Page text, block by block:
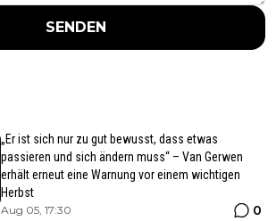
SENDEN
„Er ist sich nur zu gut bewusst, dass etwas
passieren und sich ändern muss“ – Van Gerwen
erhält erneut eine Warnung vor einem wichtigen
Herbst
Aug 05, 17:30 0